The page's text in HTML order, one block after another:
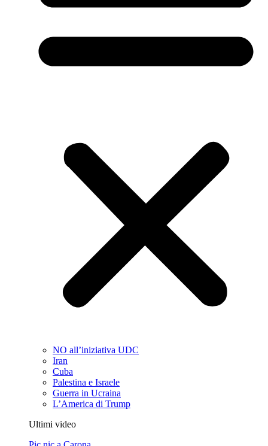
NO all’iniziativa UDC
Iran
Cuba
Palestina e Israele
Guerra in Ucraina
L’America di Trump
Ultimi video